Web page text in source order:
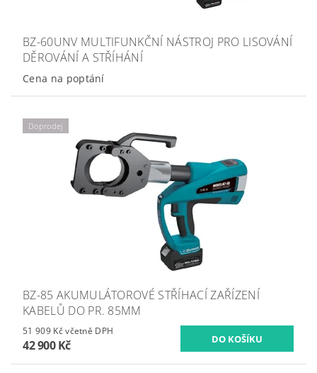
BZ-60UNV MULTIFUNKČNÍ NÁSTROJ PRO LISOVÁNÍ
DĚROVÁNÍ A STŘÍHÁNÍ
Cena na poptání
Doprodej
BZ-85 AKUMULÁTOROVÉ STŘÍHACÍ ZAŘÍZENÍ
KABELŮ DO PR. 85MM
51 909 Kč včetně DPH
42 900 Kč